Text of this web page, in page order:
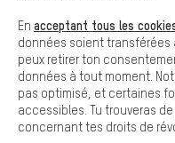
En acceptant tous les
données soient transférées
peux retirer ton
données à tout moment.
pas optimisé, et certaines
accessibles. Tu trouveras
concernant tes droits de